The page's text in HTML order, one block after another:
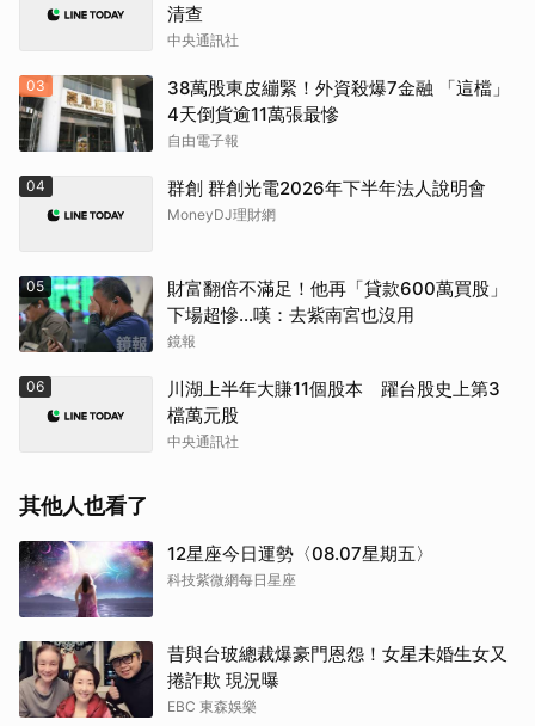
清查
中央通訊社
03
38萬股東皮繃緊！外資殺爆7金融 「這檔」
4天倒貨逾11萬張最慘
自由電子報
04 群創 群創光電2026年下半年法人說明會
MoneyDJ理財網
05
財富翻倍不滿足！他再「貸款600萬買股」
下場超慘...嘆：去紫南宮也沒用
鏡報
06
川湖上半年大賺11個股本 躍台股史上第3
檔萬元股
中央通訊社
其他人也看了
12星座今日運勢〈08.07星期五〉
科技紫微網每日星座
昔與台玻總裁爆豪門恩怨！女星未婚生女又
捲詐欺 現況曝
EBC 東森娛樂